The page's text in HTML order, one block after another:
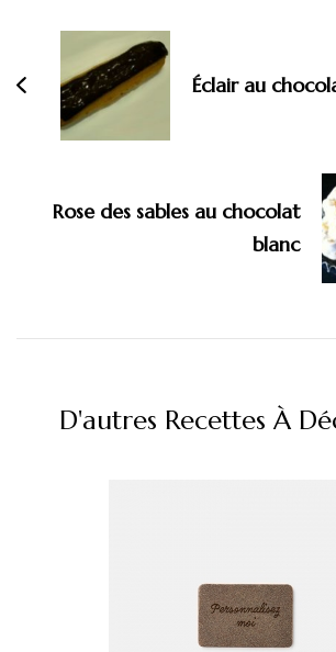
d'article
Éclair au
Rose des sables au chocolat
blanc
D'autres Recettes À